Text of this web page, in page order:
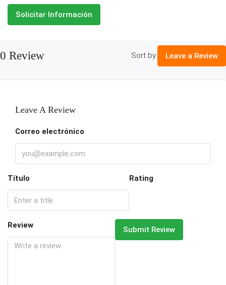
Solicitar Información
0 Review Sort by: Leave a Review
Leave A Review
Correo electrónico
Título Rating
Review Submit Review